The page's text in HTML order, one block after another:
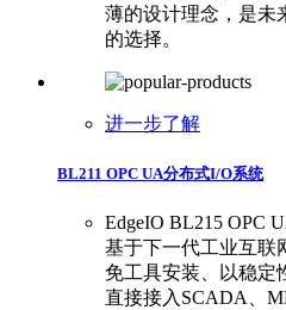
薄的设计理念，是未
的选择。
进一步了解
BL211 OPC UA分布式I/O系统
EdgeIO BL215 OPC
基于下一代工业互联
免工具安装、以稳定
直接接入SCADA、